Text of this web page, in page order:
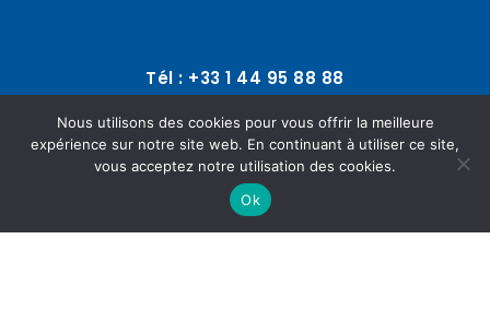
Tél : +33 1 44 95 88 88
contact@fonciere-reference.com
Nous utilisons des cookies pour vous offrir la meilleure
expérience sur notre site web. En continuant à utiliser ce site,
vous acceptez notre utilisation des cookies.
Ok